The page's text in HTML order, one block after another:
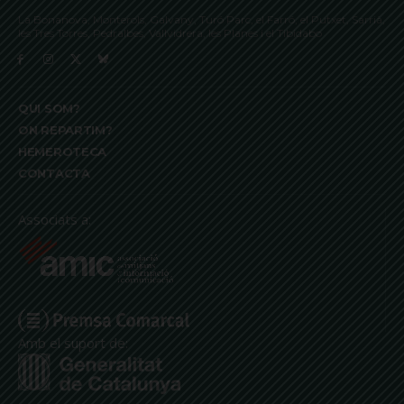
La Bonanova, Monterols, Galvany, Turó Parc, el Farró, el Putxet, Sarrià,
les Tres Torres, Pedralbes, Vallvidrera, les Planes i el Tibidabo
QUI SOM?
ON REPARTIM?
HEMEROTECA
CONTACTA
Associats a:
Amb el suport de: